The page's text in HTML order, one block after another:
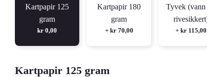
Kartpapir 125
gram
kr 0,00
Kartpapir 180
gram
+ kr 70,00
Tyvek (vann og
rivesikkert)
+ kr 115,00
Kartpapir 125 gram